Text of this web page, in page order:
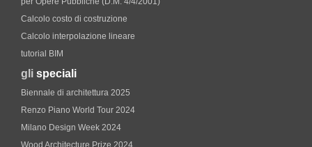
Calcolo costo di costruzione
Calcolo interpolazione lineare
tutorial BIM
gli speciali
Biennale di architettura 2025
Renzo Piano World Tour 2024
Milano Design Week 2024
Wood Architecture Prize 2024